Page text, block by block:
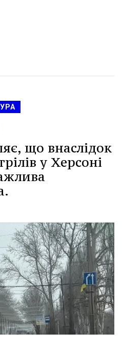
що внаслідок
у Херсоні